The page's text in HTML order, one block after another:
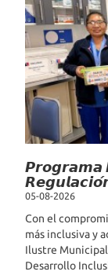
𝙋𝙧𝙤𝙜𝙧𝙖𝙢𝙖
05-08-2026
Con el
más inclusiva y
Ilustre
Desarrollo